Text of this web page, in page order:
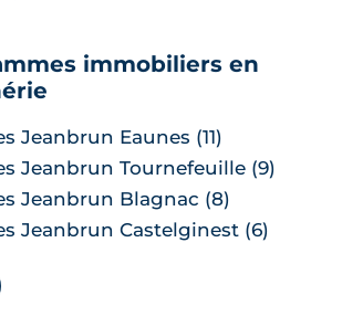
LIRE L'ARTICLE
immobiliers en
Jeanbrun Eaunes (11)
Jeanbrun Tournefeuille (9)
Jeanbrun Blagnac (8)
Jeanbrun Castelginest (6)
Jeanbrun L'Union (6)
Jeanbrun Quint-
(6)